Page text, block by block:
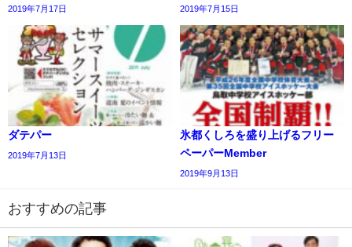
2019年7月17日 2019年7月15日
ダテパー
2019年7月13日
氷都くしろを盛り上げるフリー
ペーパーMember
2019年9月13日
おすすめの記事